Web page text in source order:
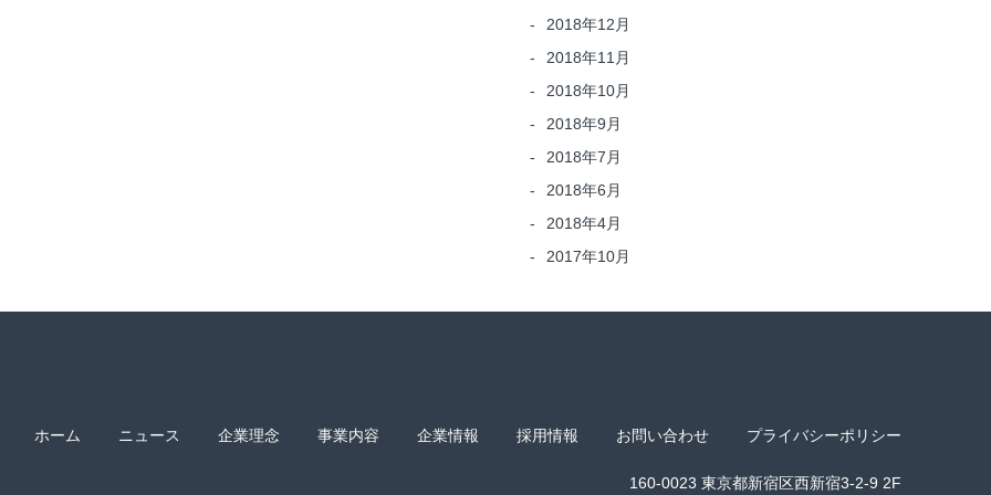
2018年12月
2018年11月
2018年10月
2018年9月
2018年7月
2018年6月
2018年4月
2017年10月
160-0023 東京都新宿区西新宿3-2-9 2F
ホーム ニュース 企業理念 事業内容 企業情報 採用情報 お問い合わせ プライバシーポリシー